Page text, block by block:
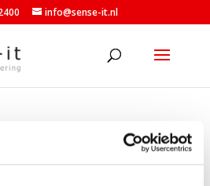
info@sense-it.nl